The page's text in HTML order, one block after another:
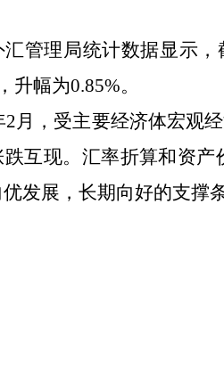
汇管理局统计数据显示
升幅为0.85%。
2月，受主要经济体宏观
跌互现。汇率折算和资
发展，长期向好的支撑